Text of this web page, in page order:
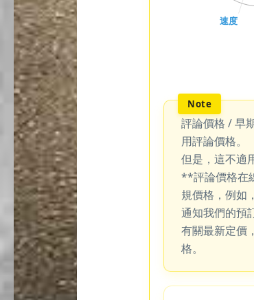
評論價格 / 早
用評論價格。
但是，這不適
**評論價格在
規價格，例如
通知我們的預
有關最新定價
格。